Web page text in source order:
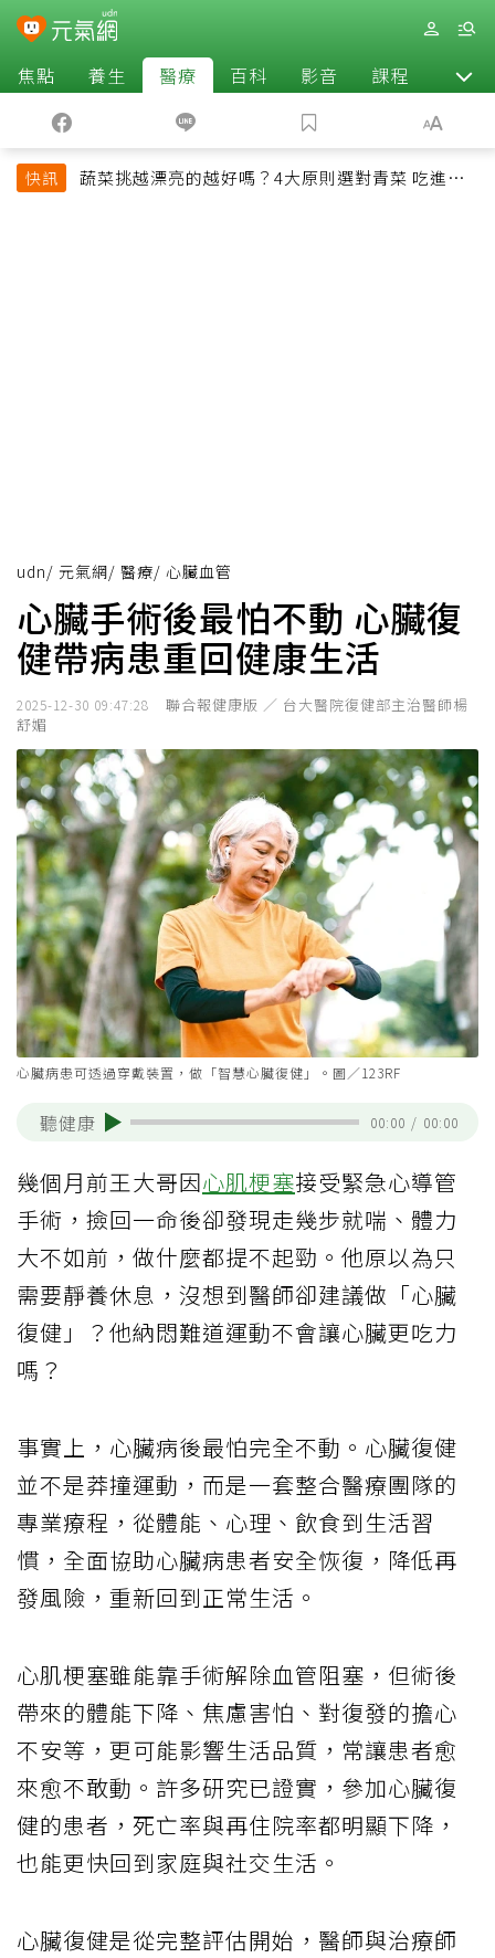
焦點 養生 醫療 百科 影音 課程 退休
快訊
蔬菜挑越漂亮的越好嗎？4大原則選對青菜 吃進纖
udn/ 元氣網/ 醫療/ 心臟血管
心臟手術後最怕不動 心臟復
健帶病患重回健康生活
2025-12-30 09:47:28
聯合報健康版 ／ 台大醫院復健部主治醫師楊
舒媚
心臟病患可透過穿戴裝置，做「智慧心臟復健」。圖／123RF
聽健康 00:00 / 00:00
幾個月前王大哥因心肌梗塞接受緊急心導管
手術，撿回一命後卻發現走幾步就喘、體力
大不如前，做什麼都提不起勁。他原以為只
需要靜養休息，沒想到醫師卻建議做「心臟
復健」？他納悶難道運動不會讓心臟更吃力
嗎？
事實上，心臟病後最怕完全不動。心臟復健
並不是莽撞運動，而是一套整合醫療團隊的
專業療程，從體能、心理、飲食到生活習
慣，全面協助心臟病患者安全恢復，降低再
發風險，重新回到正常生活。
心肌梗塞雖能靠手術解除血管阻塞，但術後
帶來的體能下降、焦慮害怕、對復發的擔心
不安等，更可能影響生活品質，常讓患者愈
來愈不敢動。許多研究已證實，參加心臟復
健的患者，死亡率與再住院率都明顯下降，
也能更快回到家庭與社交生活。
心臟復健是從完整評估開始，醫師與治療師